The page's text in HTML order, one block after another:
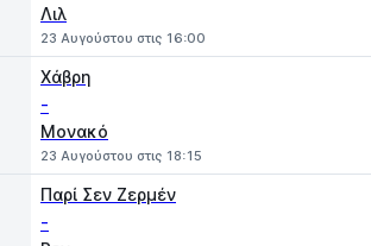
Λιλ
23 Αυγούστου στις 16:00
Χάβρη
-
Μονακό
23 Αυγούστου στις 18:15
Παρί Σεν Ζερμέν
-